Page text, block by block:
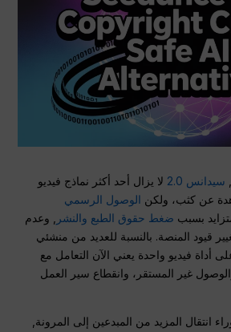
سيدانس 2.0
لا يزال أحد أكثر نماذج فيديو
عن كثب، ولكن الوصول الرسمي
بسبب ضغط حقوق الطبع والنشر
, وعدم
قيود المنصة. بالنسبة للعديد من منشئي
أداة فيديو واحدة يعني الآن التعامل مع
غير المستقر، وانقطاع سير العمل
انتقال المزيد من المبدعين إلى المرونة,